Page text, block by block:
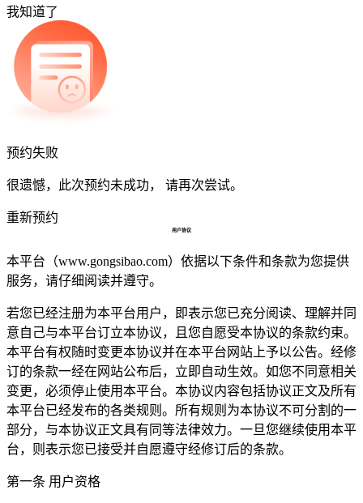
我知道了
预约失败
很遗憾，此次预约未成功， 请再次尝试。
重新预约
用户协议
本平台（www.gongsibao.com）依据以下条件和条款为您提供
服务，请仔细阅读并遵守。
若您已经注册为本平台用户，即表示您已充分阅读、理解并同
意自己与本平台订立本协议，且您自愿受本协议的条款约束。
本平台有权随时变更本协议并在本平台网站上予以公告。经修
订的条款一经在网站公布后，立即自动生效。如您不同意相关
变更，必须停止使用本平台。本协议内容包括协议正文及所有
本平台已经发布的各类规则。所有规则为本协议不可分割的一
部分，与本协议正文具有同等法律效力。一旦您继续使用本平
台，则表示您已接受并自愿遵守经修订后的条款。
第一条 用户资格